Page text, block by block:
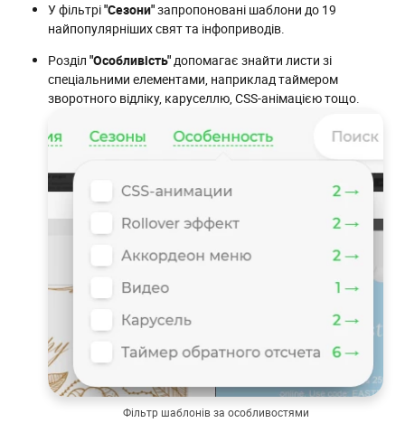
У фільтрі"Сезони"запропоновані шаблони до 19
найпопулярніших свят та інфоприводів.
Розділ "Особливість"допомагає знайти листи зі
спеціальними елементами, наприклад таймером
зворотного відліку, каруселлю, CSS-анімацією тощо.
Фільтр шаблонів за особливостями